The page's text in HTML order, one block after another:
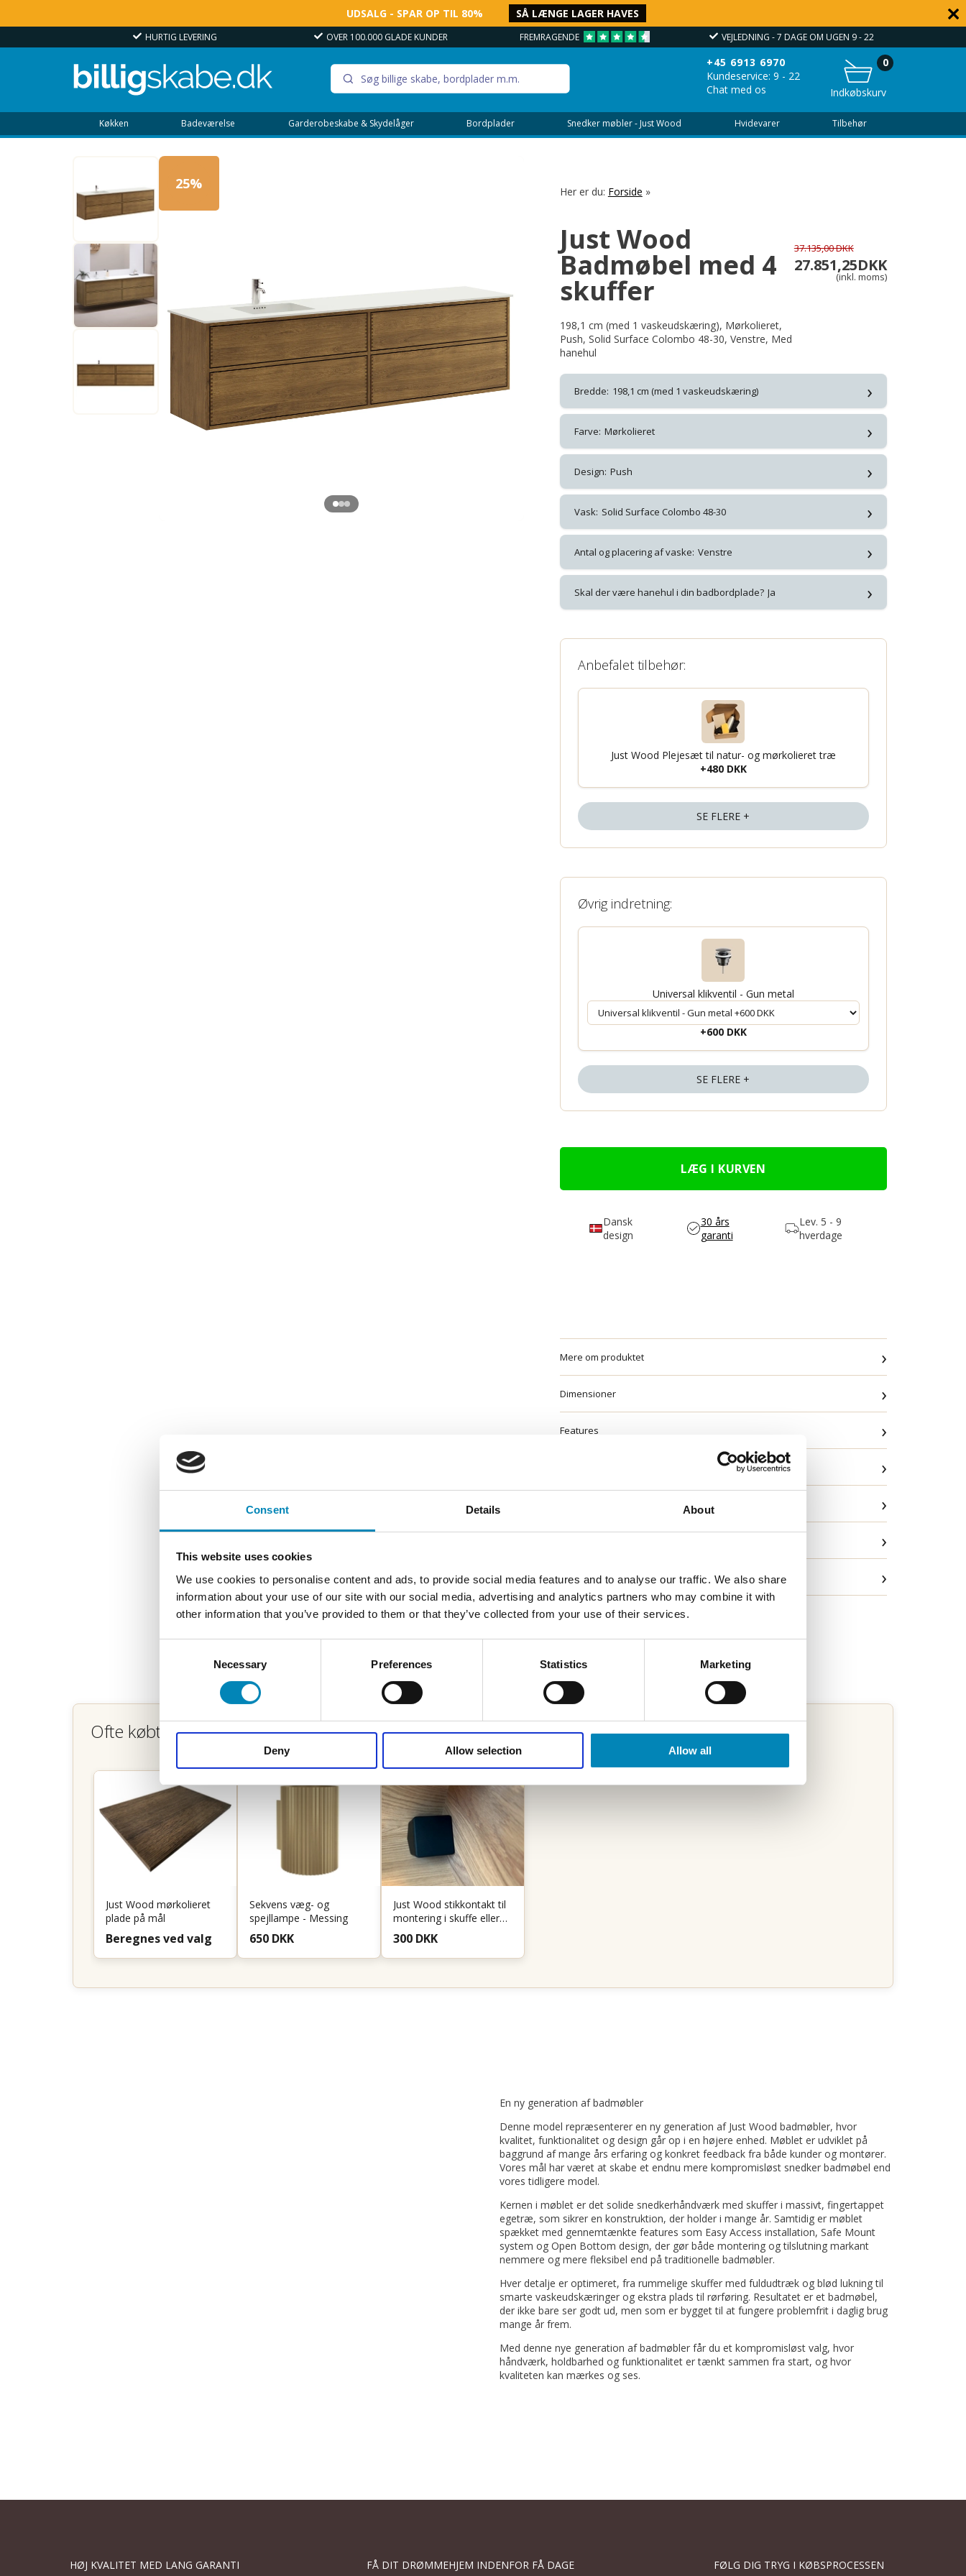
Consent Details About
This website uses cookies
We use cookies to personalise content and ads, to provide social media features and to analyse our traffic. We also share
information about your use of our site with our social media, advertising and analytics partners who may combine it with
other information that you’ve provided to them or that they’ve collected from your use of their services.
Necessary Preferences Statistics Marketing
Deny Allow selection Allow all
UDSALG - SPAR OP TIL 80% SÅ LÆNGE LAGER HAVES
HURTIG LEVERING OVER 100.000 GLADE KUNDER FREMRAGENDE VEJLEDNING - 7 DAGE OM UGEN 9 - 22
+45 6913 6970
Kundeservice: 9 - 22
Chat med os
Indkøbskurv
0
Køkken Badeværelse Garderobeskabe & Skydelåger Bordplader Snedker møbler - Just Wood Hvidevarer Tilbehør
25% Her er du: Forside »
Just Wood
Badmøbel med 4
skuffer
198,1 cm (med 1 vaskeudskæring), Mørkolieret,
Push, Solid Surface Colombo 48-30, Venstre, Med
hanehul
37.135,00 DKK
27.851,25DKK
(inkl. moms)
Bredde: 198,1 cm (med 1 vaskeudskæring) ›
Farve: Mørkolieret ›
Design: Push ›
Vask: Solid Surface Colombo 48-30 ›
Antal og placering af vaske: Venstre ›
Skal der være hanehul i din badbordplade? Ja ›
Anbefalet tilbehør:
Just Wood Plejesæt til natur- og mørkolieret træ
+480 DKK
SE FLERE +
Øvrig indretning:
Universal klikventil - Gun metal
+600 DKK
SE FLERE +
Dansk
design
30 års
garanti
Lev.5 - 9
hverdage
Mere om produktet ›
Dimensioner ›
Features ›
›
›
›
Montage, vedligehold og garanti ›
Ofte købt sammen
Just Wood mørkolieret
plade på mål
Beregnes ved valg
Sekvens væg- og
spejllampe - Messing
650 DKK
Just Wood stikkontakt til
montering i skuffe eller
skab - Sort
300 DKK
En ny generation af badmøbler
Denne model repræsenterer en ny generation af Just Wood badmøbler, hvor
kvalitet, funktionalitet og design går op i en højere enhed. Møblet er udviklet på
baggrund af mange års erfaring og konkret feedback fra både kunder og montører.
Vores mål har været at skabe et endnu mere kompromisløst snedker badmøbel end
vores tidligere model.
Kernen i møblet er det solide snedkerhåndværk med skuffer i massivt, fingertappet
egetræ, som sikrer en konstruktion, der holder i mange år. Samtidig er møblet
spækket med gennemtænkte features som Easy Access installation, Safe Mount
system og Open Bottom design, der gør både montering og tilslutning markant
nemmere og mere fleksibel end på traditionelle badmøbler.
Hver detalje er optimeret, fra rummelige skuffer med fuldudtræk og blød lukning til
smarte vaskeudskæringer og ekstra plads til rørføring. Resultatet er et badmøbel,
der ikke bare ser godt ud, men som er bygget til at fungere problemfrit i daglig brug
mange år frem.
Med denne nye generation af badmøbler får du et kompromisløst valg, hvor
håndværk, holdbarhed og funktionalitet er tænkt sammen fra start, og hvor
kvaliteten kan mærkes og ses.
HØJ KVALITET MED LANG GARANTI FÅ DIT DRØMMEHJEM INDENFOR FÅ DAGE FØLG DIG TRYG I KØBSPROCESSEN